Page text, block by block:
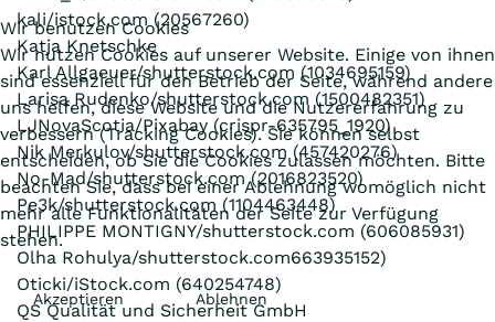
kali/istock.com (20567260)
Katja Knetschke
Karl Allgaeuer/shutterstock.com (1034695159)
Larisa Rudenko/shutterstock.com (1500482351)
LJNovaScotia/Pixabay (crispr-635795_1920)
Nik Merkulov/shutterstock.com (457420276)
No-Mad/shutterstock.com (2016823520)
Pe3k/shutterstock.com (1104463448)
PHILIPPE MONTIGNY/shutterstock.com (606085931)
Olha Rohulya/shutterstock.com663935152)
Oticki/iStock.com (640254748)
QS Qualität und Sicherheit GmbH
Wir benutzen Cookies
Wir nutzen Cookies auf unserer Website. Einige von ihnen
sind essenziell für den Betrieb der Seite, während andere
uns helfen, diese Website und die Nutzererfahrung zu
verbessern (Tracking Cookies). Sie können selbst
entscheiden, ob Sie die Cookies zulassen möchten. Bitte
beachten Sie, dass bei einer Ablehnung womöglich nicht
mehr alle Funktionalitäten der Seite zur Verfügung
stehen.
Akzeptieren Ablehnen